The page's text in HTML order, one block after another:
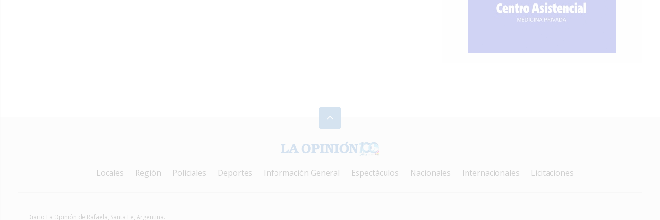
Locales Región Policiales Deportes Información General Espectáculos Nacionales Internacionales Licitaciones
Diario La Opinión de Rafaela, Santa Fe, Argentina.